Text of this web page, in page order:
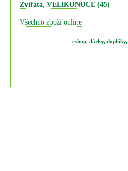
Zvířata, VELIKONOCE (45)
Všechno zboží online
eshop, dárky, doplňky,